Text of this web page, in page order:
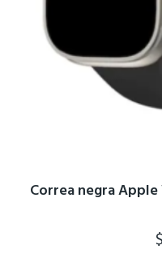
Correa negra
$